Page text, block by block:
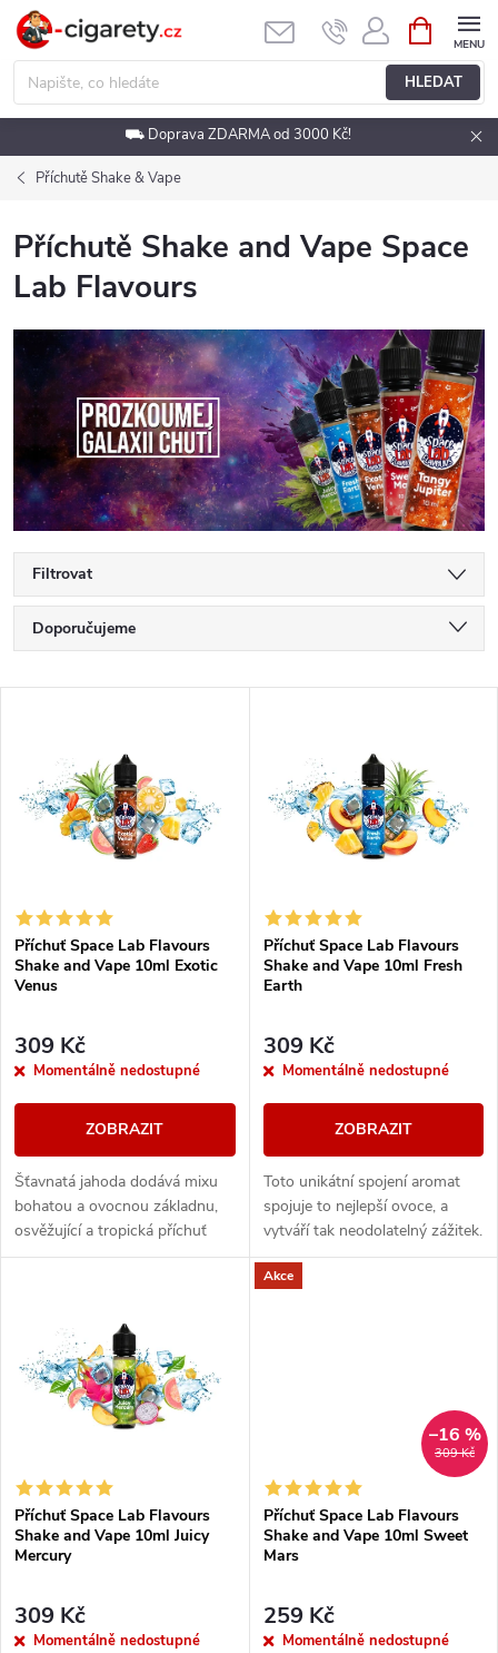
Přejít
obsah
HLEDAT
NÁKUPNÍ
KOŠÍK
⛟ Doprava ZDARMA od 3000 Kč!
Příchutě Shake & Vape
Příchutě Shake and Vape Space
Lab Flavours
Filtrovat
Ř
a
e
í
p
r
o
u
k
ů
Doporučujeme
Nejprodávanější
Abecedně
p
s
p
r
o
d
u
k
ů
Příchuť Space Lab Flavours
Shake and Vape 10ml Exotic
Venus
309 Kč
Momentálně nedostupné
ZOBRAZIT
Šťavnatá jahoda dodává mixu
bohatou a ovocnou základnu,
osvěžující a tropická příchuť
ananasu zvyšuje exotický
Příchuť Space Lab Flavours
Shake and Vape 10ml Fresh
Earth
309 Kč
Momentálně nedostupné
ZOBRAZIT
Toto unikátní spojení aromat
spojuje to nejlepší ovoce, a
vytváří tak neodolatelný zážitek.
Zralý ananas přináší do směsi
výraznou a osvěžující chuť....
Příchuť Space Lab Flavours
Shake and Vape 10ml Juicy
Mercury
309 Kč
Momentálně nedostupné
Akce
309 Kč
–16 %
Příchuť Space Lab Flavours
Shake and Vape 10ml Sweet
Mars
259 Kč
Momentálně nedostupné